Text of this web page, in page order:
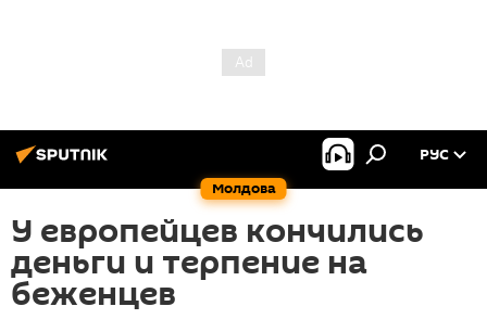
Молдова
РУС
У европейцев кончились
деньги и терпение на
беженцев